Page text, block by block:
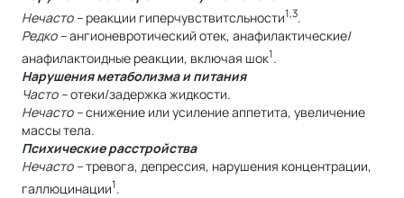
Нечасто – реакции гиперчувствитсльности1,3.
Редко –ангионевротический отек, анафилактические/
анафилактоидные реакции, включая шок1.
Нарушения метаболизма и питания
Часто –отеки/задержка жидкости.
Нечасто –снижение или усиление аппетита, увеличение
массы тела.
Психические расстройства
Нечасто –тревога, депрессия, нарушения концентрации,
галлюцинации1.